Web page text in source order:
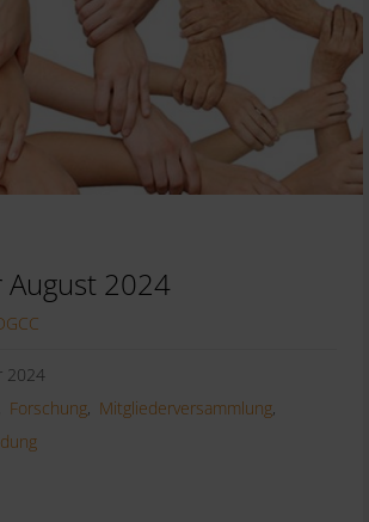
August 2024
2024
Forschung, Mitgliederversammlung,